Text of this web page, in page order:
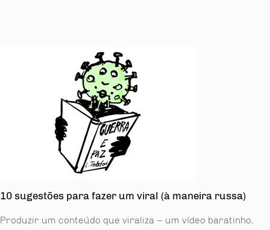
10 sugestões para fazer um viral (à maneira russa)
Produzir um conteúdo que viraliza – um vídeo baratinho,